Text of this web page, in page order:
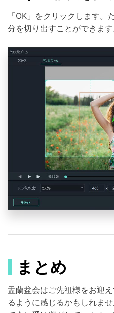
「OK」をクリックします
分を切り出すことができます
まとめ
盂蘭盆会はご先祖様をお迎
るように感じるかもしれま